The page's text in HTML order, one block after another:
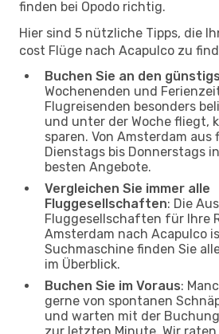
finden bei Opodo richtig.
Hier sind 5 nützliche Tipps, die
cost Flüge nach Acapulco zu
Buchen Sie an den
Wochenenden und
Flugreisenden besonders
und unter der Woche fliegt,
sparen. Von Amsterdam aus
Dienstags bis Donnerstags
besten Angebote.
Vergleichen Sie immer alle
Fluggesellschaften: Die
Fluggesellschaften für Ihre
Amsterdam nach Acapulco
Suchmaschine finden Sie
im Überblick.
Buchen Sie im Voraus:
gerne von spontanen
und warten mit der